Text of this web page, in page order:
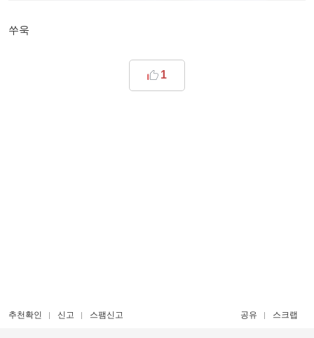
쑤욱
1
추천확인 신고 스팸신고 공유 스크랩